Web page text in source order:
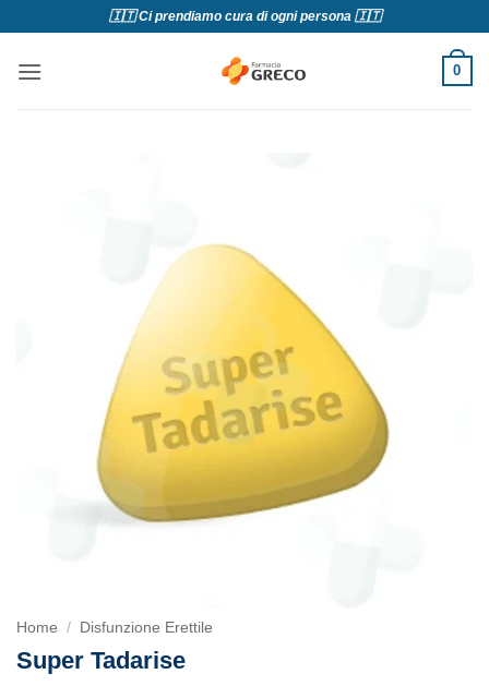
contenuti
🇮🇹 Ci prendiamo cura di ogni persona 🇮🇹
0
Home / Disfunzione Erettile
Super Tadarise